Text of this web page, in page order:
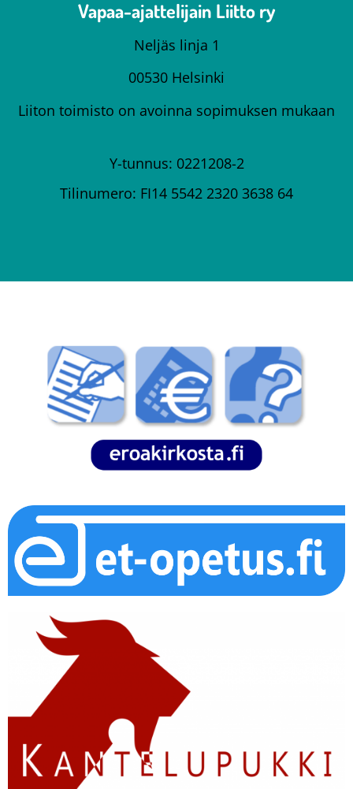
Vapaa-ajattelijain Liitto ry
Neljäs linja 1
00530 Helsinki
Liiton toimisto on avoinna sopimuksen mukaan
Y-tunnus: 0221208-2
Tilinumero: FI14 5542 2320 3638 64